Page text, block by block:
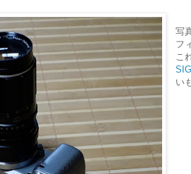
写
フ
こ
い